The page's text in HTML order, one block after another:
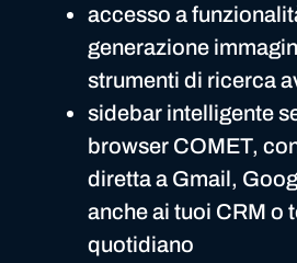
accesso a
generazione
strumenti di ricerca
sidebar intelligente
browser COMET,
diretta a Gmail,
anche ai tuoi CRM o
quotidiano